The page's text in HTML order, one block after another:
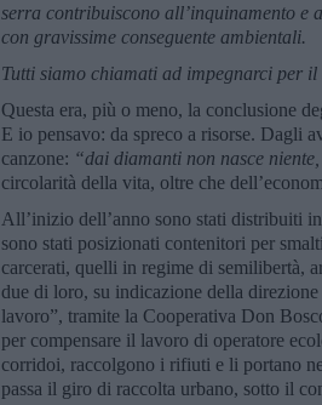
serra contribuiscono all’inquinamento e
con gravissime conseguente ambientali.
Tutti siamo chiamati ad impegnarci per
Questa era, più o meno, la conclusione
E io pensavo: da spreco a risorse. Dagli
canzone: “dai diamanti non nasce
circolarità della vita, oltre che
All’inizio dell’anno sono stati distribuiti
sono stati posizionati contenitori per
carcerati, quelli in regime di semilibertà,
due di loro, su indicazione della direzione
lavoro”, tramite la Cooperativa Don
per compensare il lavoro di operatore
corridoi, raccolgono i rifiuti e li portano
passa il giro di raccolta urbano, sotto il